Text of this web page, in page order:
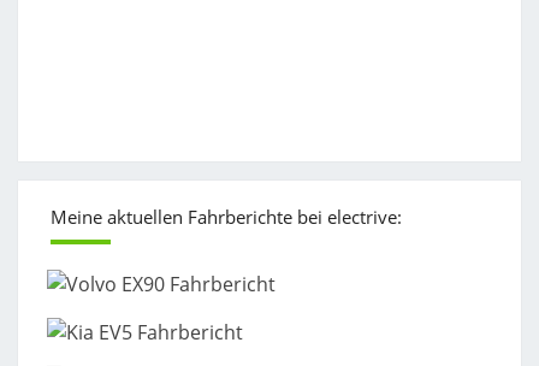
Meine aktuellen Fahrberichte bei electrive: